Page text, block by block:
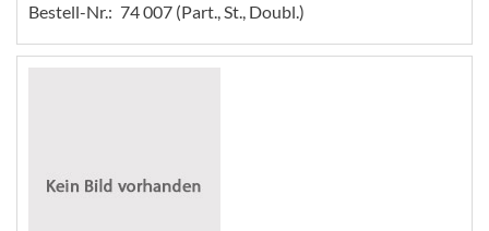
Bestell-Nr.: 74 007 (Part., St., Doubl.)